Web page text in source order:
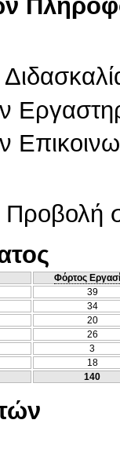
Φόρτος
39
34
20
26
3
18
140